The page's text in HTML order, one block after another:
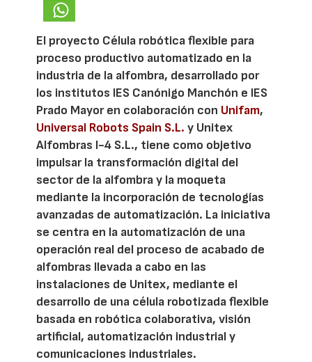
El proyecto Célula robótica flexible para
proceso productivo automatizado en la
industria de la alfombra, desarrollado por
los institutos IES Canónigo Manchón e IES
Prado Mayor en colaboración con Unifam,
Universal Robots Spain S.L. y Unitex
Alfombras I-4 S.L., tiene como objetivo
impulsar la transformación digital del
sector de la alfombra y la moqueta
mediante la incorporación de tecnologías
avanzadas de automatización. La iniciativa
se centra en la automatización de una
operación real del proceso de acabado de
alfombras llevada a cabo en las
instalaciones de Unitex, mediante el
desarrollo de una célula robotizada flexible
basada en robótica colaborativa, visión
artificial, automatización industrial y
comunicaciones industriales.